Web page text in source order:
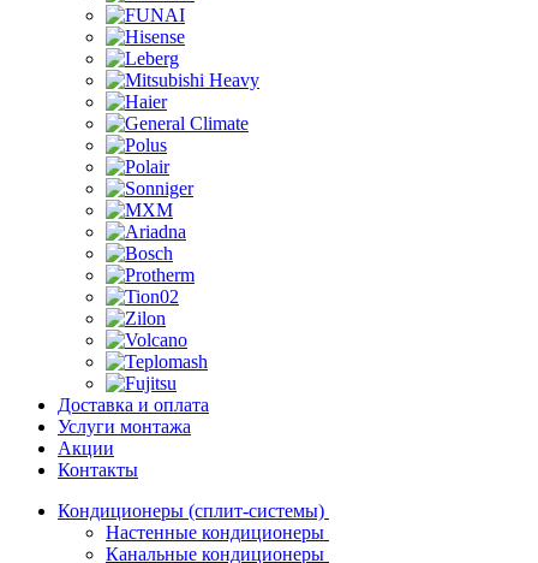
Доставка и оплата
Услуги монтажа
Акции
Контакты
Кондиционеры (сплит-системы)
Настенные кондиционеры
Канальные кондиционеры